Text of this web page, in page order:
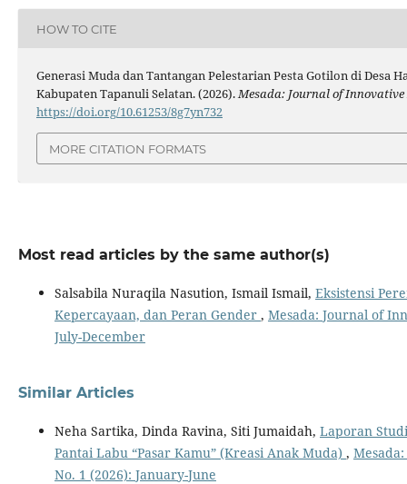
HOW TO CITE
Generasi Muda dan Tantangan Pelestarian Pesta Gotilon di Desa
Kabupaten Tapanuli Selatan. (2026).Mesada: Journal of Innovative
https://doi.org/10.61253/8g7yn732
MORE CITATION FORMATS
Most read articles by the same author(s)
Salsabila Nuraqila Nasution, Ismail Ismail, Eksistensi
Kepercayaan, dan Peran Gender , Mesada: Journal of
July-December
Similar Articles
Neha Sartika, Dinda Ravina, Siti Jumaidah, Laporan
Pantai Labu “Pasar Kamu” (Kreasi Anak Muda) ,
No. 1 (2026): January-June